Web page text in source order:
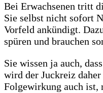
Bei Erwachsenen tritt
Sie selbst nicht sofort
Vorfeld ankündigt.
spüren und brauchen
Sie wissen ja auch,
wird der Juckreiz
Folgewirkung auch ist,